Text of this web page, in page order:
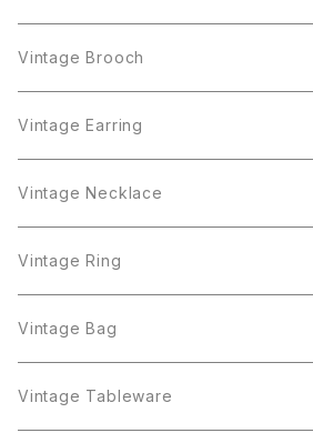
Crown Trifari
Monet
Brooch
AAi
AJC
Earring
ART
AVON
Necklace
AVON
Monet
Ring
AVON
Crown Trifari
Monet
Trifari
West Germany
Sarah Coventry
Vintage Brooch
AAi
AJC
Alice Caviness
ALPACA MEXICO
AVON
Vintage Earring
ART
AVON
Coro
JJ
Vintage Necklace
AVON
Coro
Crown Trifari
Vintage Ring
Vintage Bag
CELINE
Vintage Tableware